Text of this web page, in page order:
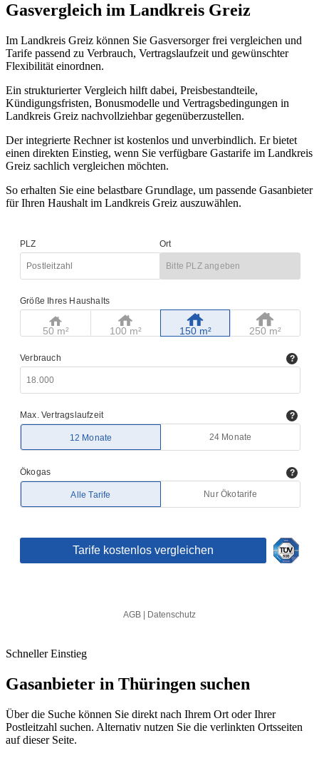
Gasvergleich im Landkreis Greiz
Im Landkreis Greiz können Sie Gasversorger frei vergleichen und
Tarife passend zu Verbrauch, Vertragslaufzeit und gewünschter
Flexibilität einordnen.
Ein strukturierter Vergleich hilft dabei, Preisbestandteile,
Kündigungsfristen, Bonusmodelle und Vertragsbedingungen in
Landkreis Greiz nachvollziehbar gegenüberzustellen.
Der integrierte Rechner ist kostenlos und unverbindlich. Er bietet
einen direkten Einstieg, wenn Sie verfügbare Gastarife im Landkreis
Greiz sachlich vergleichen möchten.
So erhalten Sie eine belastbare Grundlage, um passende Gasanbieter
für Ihren Haushalt im Landkreis Greiz auszuwählen.
Schneller Einstieg
Gasanbieter in Thüringen suchen
Über die Suche können Sie direkt nach Ihrem Ort oder Ihrer
Postleitzahl suchen. Alternativ nutzen Sie die verlinkten Ortsseiten
auf dieser Seite.